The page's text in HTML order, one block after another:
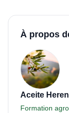
À propos
Aceite
Formation